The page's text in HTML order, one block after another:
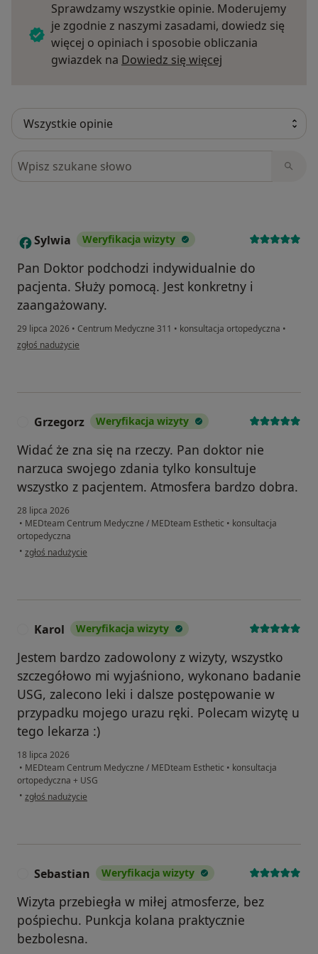
Sprawdzamy wszystkie opinie. Moderujemy
je zgodnie z naszymi zasadami, dowiedz się
więcej o opiniach i sposobie obliczania
gwiazdek na Dowiedz się więcej
Szukaj w opiniach
S Sylwia Weryfikacja wizyty
Pan Doktor podchodzi indywidualnie do
pacjenta. Służy pomocą. Jest konkretny i
zaangażowany.
29 lipca 2026 • Centrum Medyczne 311 • konsultacja ortopedyczna •
w opinii użytkownika Sylwia
zgłoś nadużycie
Grzegorz Weryfikacja wizyty
Widać że zna się na rzeczy. Pan doktor nie
narzuca swojego zdania tylko konsultuje
wszystko z pacjentem. Atmosfera bardzo dobra.
28 lipca 2026
• MEDteam Centrum Medyczne / MEDteam Esthetic • konsultacja
ortopedyczna
• w opinii użytkownika Grzegorz
zgłoś nadużycie
Karol Weryfikacja wizyty
Jestem bardzo zadowolony z wizyty, wszystko
szczegółowo mi wyjaśniono, wykonano badanie
USG, zalecono leki i dalsze postępowanie w
przypadku mojego urazu ręki. Polecam wizytę u
tego lekarza :)
18 lipca 2026
• MEDteam Centrum Medyczne / MEDteam Esthetic • konsultacja
ortopedyczna + USG
• w opinii użytkownika Karol
zgłoś nadużycie
Sebastian Weryfikacja wizyty
Wizyta przebiegła w miłej atmosferze, bez
pośpiechu. Punkcja kolana praktycznie
bezbolesna.